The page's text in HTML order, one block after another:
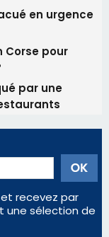
recevez par
sélection de